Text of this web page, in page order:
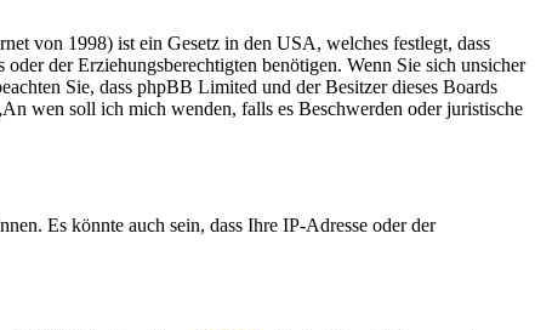
von 1998) ist ein Gesetz in den USA, welches festlegt, dass
der Erziehungsberechtigten benötigen. Wenn Sie sich unsicher
Sie, dass phpBB Limited und der Besitzer dieses Boards
wen soll ich mich wenden, falls es Beschwerden oder juristische
Es könnte auch sein, dass Ihre IP-Adresse oder der